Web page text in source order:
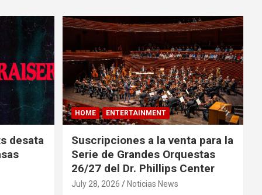
desata
HOME ENTERTAINMENT
Suscripciones a la venta para la
Serie de Grandes Orquestas
26/27 del Dr. Phillips Center
July 28, 2026 Noticias News